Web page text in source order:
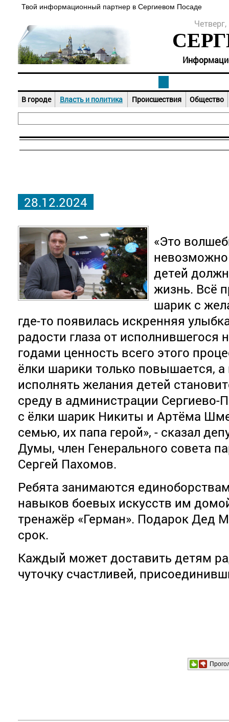
Твой информационный партнер в Сергиевом Посаде
В городе Власть и политика Происшествия Общество
28.12.2024
«Это
детей
жизнь. Всё
шарик с
где-то появилась искренняя
радости глаза от исполнившегося
годами ценность всего этого
ёлки шарики только повышается,
исполнять желания детей
среду в администрации Сергиево-
с ёлки шарик Никиты и Артёма
семью, их папа герой», - сказал
Думы, член Генерального совета
Сергей Пахомов.
Ребята занимаются
навыков боевых искусств им
тренажёр «Герман». Подарок Дед
срок.
Каждый может доставить детям
чуточку счастливей,